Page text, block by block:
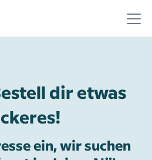
dir etwas
ein, wir suchen